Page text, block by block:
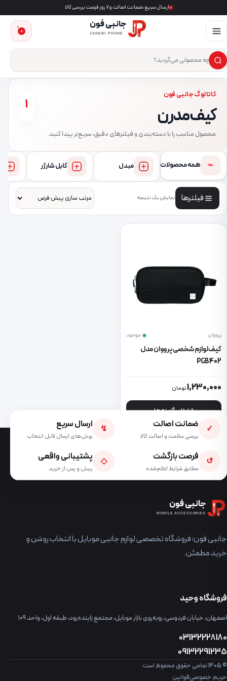
ارسال سریع، ضمانت اصالت و ۷ روز فرصت بررسی کالا
جانبی فون
JANEBI PHONE
جست‌وجوی محصول
×
0
کاتالوگ جانبی فون
کیف مدرن
محصول مناسب را با دسته‌بندی و فیلترهای دقیق، سریع‌تر پیدا کنید.
1
⌁ همه محصولات مبدل کابل شارژر
فیلترها نمایش یک نتیجه
پرووان موجود
کیف لوازم شخصی پرووان مدل
PGB402
1,230,000تومان
انتخاب گزینه ها
این محصول دارای انواع مختلفی می باشد. گزینه ها ممکن است در
✓ ضمانت اصالت
بررسی سلامت و اصالت کالا
↯ ارسال سریع
روش‌های ارسال قابل انتخاب
↺ فرصت بازگشت
مطابق شرایط اعلام‌شده
◇ پشتیبانی واقعی
پیش و پس از خرید
جانبی فون
MOBILE ACCESSORIES
جانبی فون؛ فروشگاه تخصصی لوازم جانبی موبایل با انتخاب روشن و
خرید مطمئن.
فروشگاه وحید
اصفهان، خیابان فردوسی، روبه‌روی بازار موبایل، مجتمع زاینده‌رود، طبقه اول، واحد ۱۰۹
03132228180
09132291235
© 1405 تمامی حقوق محفوظ است.
حریم خصوصیقوانین